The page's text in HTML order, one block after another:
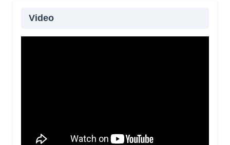
Video
coinvolgendo i partecipanti in attività a sostegno